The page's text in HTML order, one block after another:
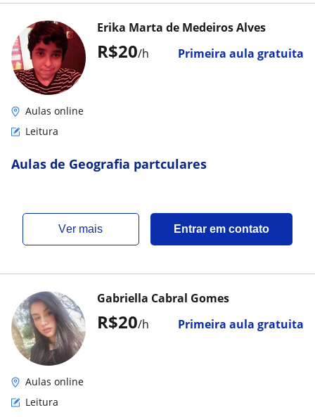
R$20/h Primeira aula gratuita
Erika Marta de Medeiros Alves
Aulas online
Leitura
Aulas de Geografia partculares
ver mais Entrar em contato
R$20/h Primeira aula gratuita
Gabriella Cabral Gomes
Aulas online
Leitura